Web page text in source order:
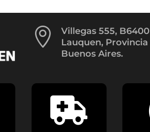

Villegas 555,
Lauquen, Provincia
Buenos Aires.
